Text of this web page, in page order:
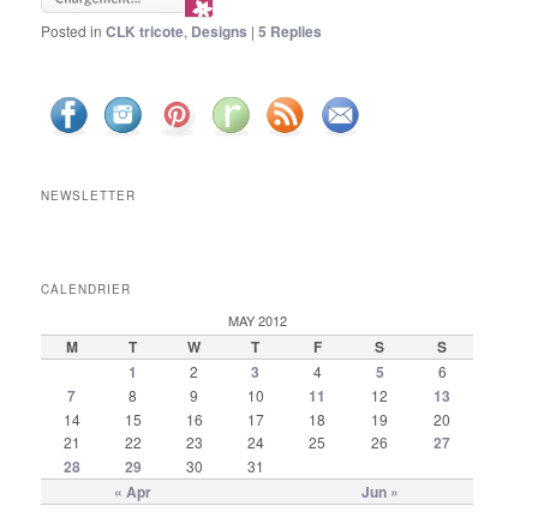
Posted in CLK tricote, Designs |5 Replies
NEWSLETTER
CALENDRIER
MAY 2012
M T W T F S S
« Apr Jun »
1 2 3 4 5 6
7 8 9 10 11 12 13
14 15 16 17 18 19
20
21
22 23 24 25 26
27
28
29 30 31